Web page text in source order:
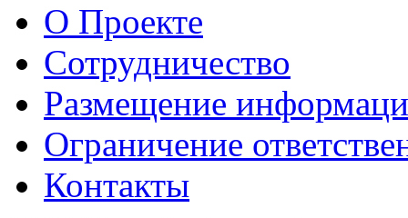
О Проекте
Сотрудничество
Размещение
Ограничение
Контакты